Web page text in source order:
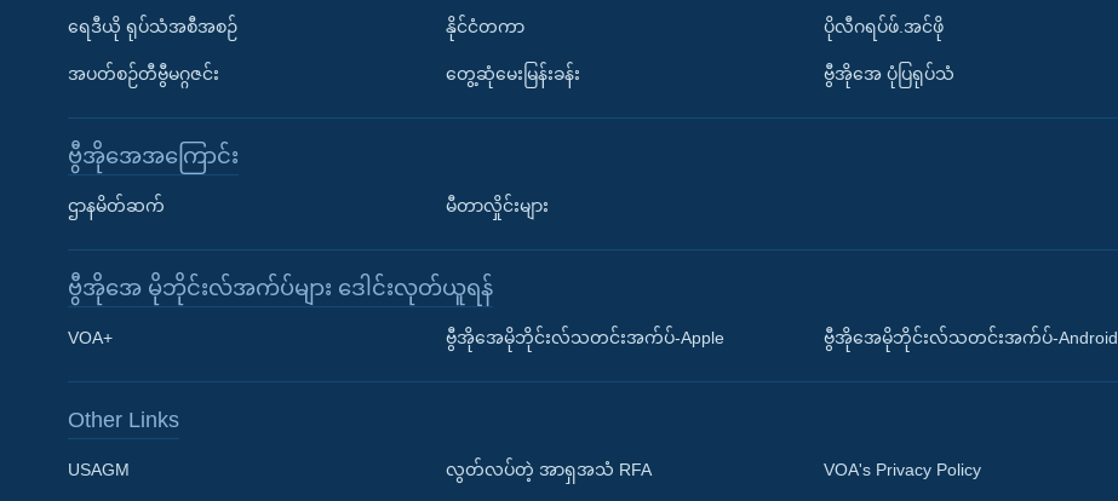
Learning English
ရေဒီယို ရုပ်သံအစီအစဉ်
အပတ်စဉ်တီဗွီမဂ္ဂဇင်း
နိုင်ငံတကာ
တွေ့ဆုံမေးမြန်းခန်း
ပိုလီဂရပ်ဖ်.အင်ဖို
ဗွီအိုအေ ပုံပြရုပ်သံ
ဗွီအိုအေအကြောင်း
ဌာနမိတ်ဆက် မီတာလှိုင်းများ
ဗွီအိုအေ မိုဘိုင်းလ်အက်ပ်များ ဒေါင်းလုတ်ယူရန်
VOA+ ဗွီအိုအေမိုဘိုင်းလ်သတင်းအက်ပ်-Apple ဗွီအိုအေမိုဘိုင်းလ်သတင်းအက်ပ်-Android
Other Links
USAGM လွတ်လပ်တဲ့ အာရှအသံ RFA VOA's Privacy Policy